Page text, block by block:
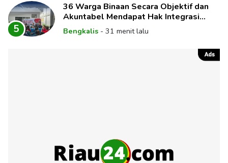
5
36 Warga Binaan Secara Objektif dan
Akuntabel Mendapat Hak Integrasi
Melalui Sidang
Bengkalis - 31 menit lalu